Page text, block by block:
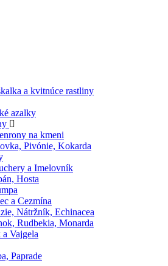
a kvitnúce rastliny
azalky
na kmeni
Pivónie, Kokarda
a Imelovník
Hosta
a Cezmína
Nátržník, Echinacea
Rudbekia, Monarda
Vajgela
Paprade